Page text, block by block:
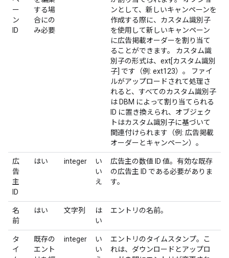
ー
ン
ID
する場
合にの
み必要
ンとして、新しいキャンペーンを
作成する際に、カスタム識別子
を使用して新しいキャンペーン
に広告掲載オーダーを割り当て
ることができます。 カスタム識
別子の形式は、ext[カスタム識別
子] です（例: ext123）。 ファイ
ルがアップロードされて処理さ
れると、すべてのカスタム識別子
は DBM によって割り当てられる
ID に置き換えられ、オブジェク
トはカスタム識別子に基づいて
関連付けられます（例: 広告掲載
オーダーとキャンペーン）。
広
告
主
ID
はい integer
い
い
え
広告主の数値 ID 値。有効な既存
の広告主 ID である必要がありま
す。
名
前
はい 文字列
は
い
エントリの名前。
タ
イ
既存の
エント
integer
い
い
エントリのタイムスタンプ。こ
れは、ダウンロードとアップロ